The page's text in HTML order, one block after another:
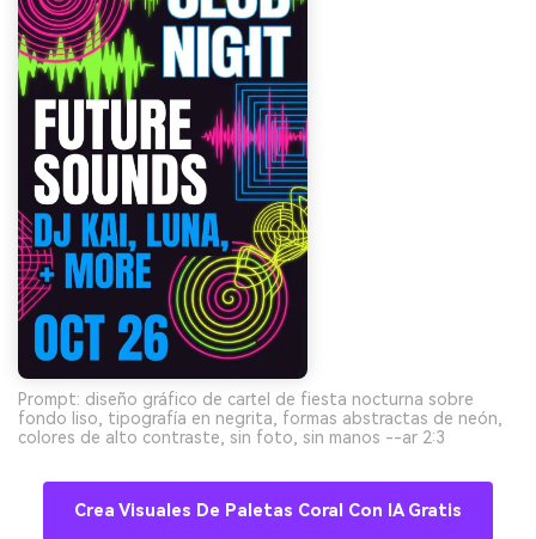
Prompt: diseño gráfico de cartel de fiesta nocturna sobre
fondo liso, tipografía en negrita, formas abstractas de neón,
colores de alto contraste, sin foto, sin manos --ar 2:3
Crea Visuales De Paletas Coral Con IA Gratis